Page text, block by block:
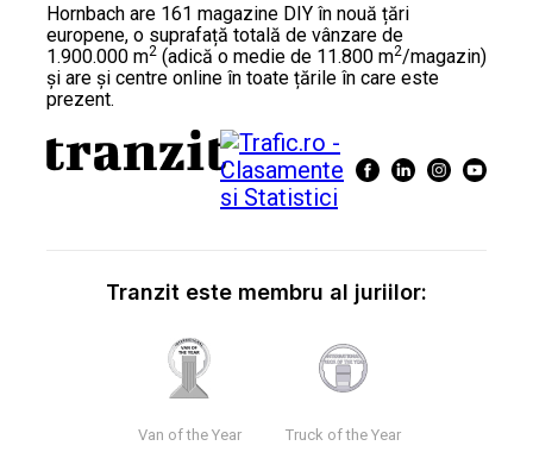
Hornbach are 161 magazine DIY în nouă țări
europene, o suprafață totală de vânzare de
1.900.000 m2 (adică o medie de 11.800 m2/magazin)
și are și centre online în toate țările în care este
prezent.
Tranzit este membru al juriilor:
Van of the Year Truck of the Year